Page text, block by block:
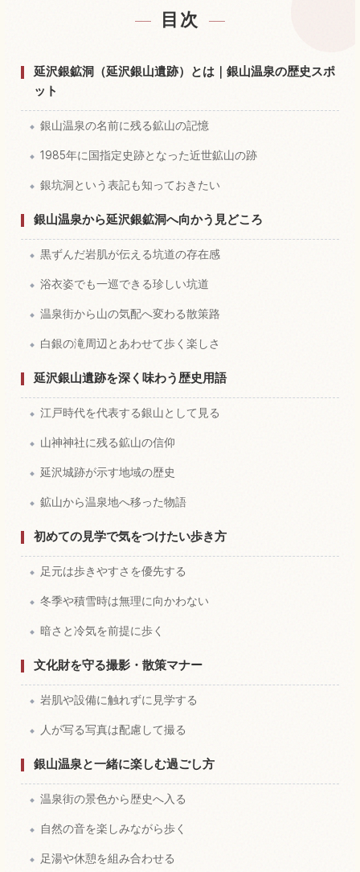
宿を探す
体験を探す ↗
目次
延沢銀鉱洞（延沢銀山遺跡）とは｜銀山温泉の歴史スポ
ット
銀山温泉の名前に残る鉱山の記憶
1985年に国指定史跡となった近世鉱山の跡
銀坑洞という表記も知っておきたい
銀山温泉から延沢銀鉱洞へ向かう見どころ
黒ずんだ岩肌が伝える坑道の存在感
浴衣姿でも一巡できる珍しい坑道
温泉街から山の気配へ変わる散策路
白銀の滝周辺とあわせて歩く楽しさ
延沢銀山遺跡を深く味わう歴史用語
江戸時代を代表する銀山として見る
山神神社に残る鉱山の信仰
延沢城跡が示す地域の歴史
鉱山から温泉地へ移った物語
初めての見学で気をつけたい歩き方
足元は歩きやすさを優先する
冬季や積雪時は無理に向かわない
暗さと冷気を前提に歩く
文化財を守る撮影・散策マナー
岩肌や設備に触れずに見学する
人が写る写真は配慮して撮る
銀山温泉と一緒に楽しむ過ごし方
温泉街の景色から歴史へ入る
自然の音を楽しみながら歩く
足湯や休憩を組み合わせる